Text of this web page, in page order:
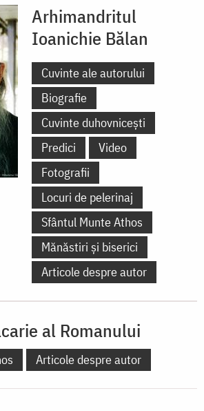
Arhimandritul
Ioanichie Bălan
Cuvinte ale autorului
Biografie
Cuvinte duhovnicești
Predici
Video
Fotografii
Locuri de pelerinaj
Sfântul Munte Athos
Mănăstiri și biserici
Articole despre autor
al Romanului
Articole despre autor